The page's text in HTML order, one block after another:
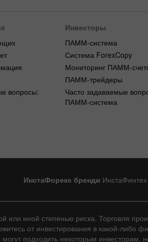
вопросы:
Инвесторы
ПАММ-система
Система ForexCopy
Мониторинг ПАММ-
ПАММ-трейдеры
Часто задаваемые
ПАММ-система
ИнстаФорекс бренди
или иной степенью риска. Торговля
от инвестирования в какой-
подходить некоторым инвесторам,